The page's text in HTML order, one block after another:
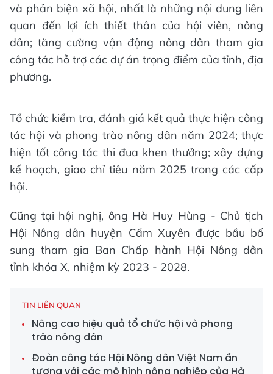
và phản biện xã hội, nhất là những nội dung liên
quan đến lợi ích thiết thân của hội viên, nông
dân; tăng cường vận động nông dân tham gia
công tác hỗ trợ các dự án trọng điểm của tỉnh, địa
phương.
Tổ chức kiểm tra, đánh giá kết quả thực hiện công
tác hội và phong trào nông dân năm 2024; thực
hiện tốt công tác thi đua khen thưởng; xây dựng
kế hoạch, giao chỉ tiêu năm 2025 trong các cấp
hội.
Cũng tại hội nghị, ông Hà Huy Hùng - Chủ tịch
Hội Nông dân huyện Cẩm Xuyên được bầu bổ
sung tham gia Ban Chấp hành Hội Nông dân
tỉnh khóa X, nhiệm kỳ 2023 - 2028.
TIN LIÊN QUAN
Nâng cao hiệu quả tổ chức hội và phong
trào nông dân
Đoàn công tác Hội Nông dân Việt Nam ấn